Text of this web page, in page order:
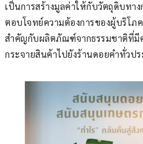
เป็นการสร้างมูลค่าให้กับวัตถุดิบทา
ตอบโจทย์ความต้องการของผู้บริโภ
สำคัญกับผลิตภัณฑ์จากธรรมชาติที่มี
กระจายสินค้าไปยังร้านดอยคำทั่วปร